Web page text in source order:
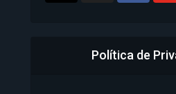
Política de